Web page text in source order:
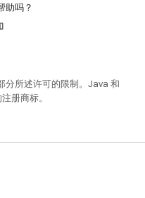
助吗？
分所述许可的限制。Java 和
册商标。